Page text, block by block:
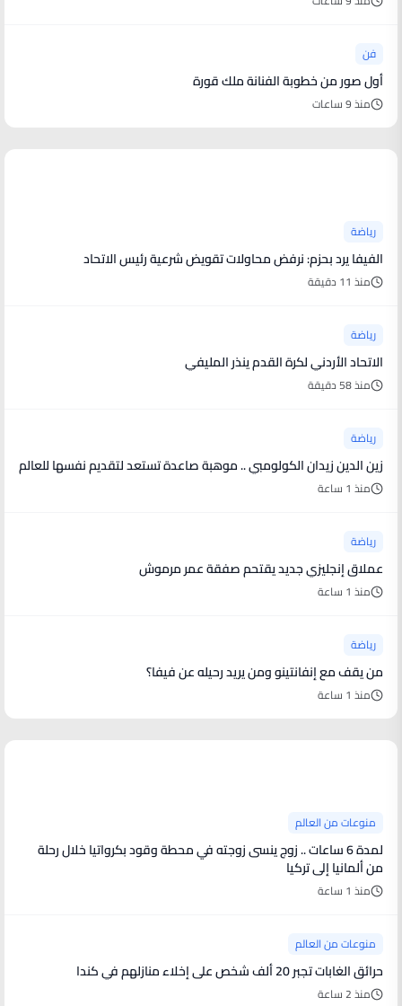
فن
أول صور من خطوبة الفنانة ملك قورة
منذ 9 ساعات
رياضة
الفيفا يرد بحزم: نرفض محاولات تقويض شرعية رئيس الاتحاد
منذ 11 دقيقة
رياضة
الاتحاد الأردني لكرة القدم ينذر المليفي
منذ 58 دقيقة
رياضة
زين الدين زيدان الكولومبي .. موهبة صاعدة تستعد لتقديم نفسها للعالم
منذ 1 ساعة
رياضة
عملاق إنجليزي جديد يقتحم صفقة عمر مرموش
منذ 1 ساعة
رياضة
من يقف مع إنفانتينو ومن يريد رحيله عن فيفا؟
منذ 1 ساعة
منوعات من العالم
لمدة 6 ساعات .. زوج ينسى زوجته في محطة وقود بكرواتيا خلال رحلة
من ألمانيا إلى تركيا
منذ 1 ساعة
منوعات من العالم
حرائق الغابات تجبر 20 ألف شخص على إخلاء منازلهم في كندا
منذ 2 ساعة